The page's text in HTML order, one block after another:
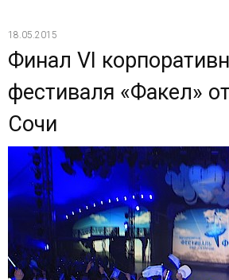
18.05.2015
Финал VI
фестиваля «Факел»
Сочи